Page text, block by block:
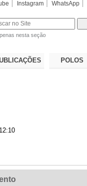
Instagram WhatsApp
nesta seção
POLOS